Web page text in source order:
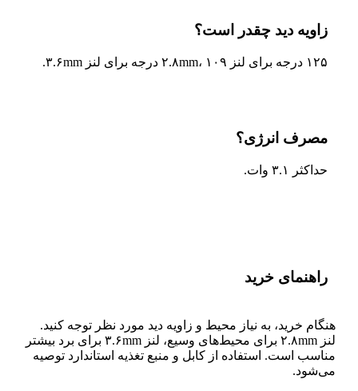
زاویه دید چقدر است؟
۱۲۵ درجه برای لنز ۲.۸mm، ۱۰۹ درجه برای لنز ۳.۶mm.
مصرف انرژی؟
حداکثر ۳.۱ وات.
راهنمای خرید
هنگام خرید، به نیاز محیط و زاویه دید مورد نظر توجه کنید.
لنز ۲.۸mm برای محیط‌های وسیع، لنز ۳.۶mm برای برد بیشتر
مناسب است. استفاده از کابل و منبع تغذیه استاندارد توصیه
می‌شود.